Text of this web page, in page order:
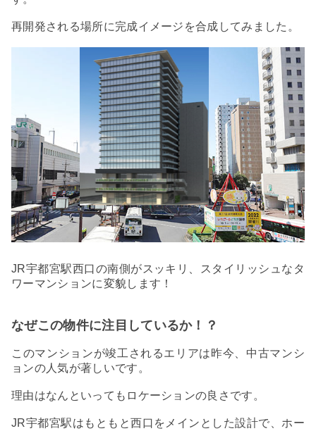
再開発される場所に完成イメージを合成してみました。
JR宇都宮駅西口の南側がスッキリ、スタイリッシュなタ
ワーマンションに変貌します！
なぜこの物件に注目しているか！？
このマンションが竣工されるエリアは昨今、中古マンシ
ョンの人気が著しいです。
理由はなんといってもロケーションの良さです。
JR宇都宮駅はもともと西口をメインとした設計で、ホー